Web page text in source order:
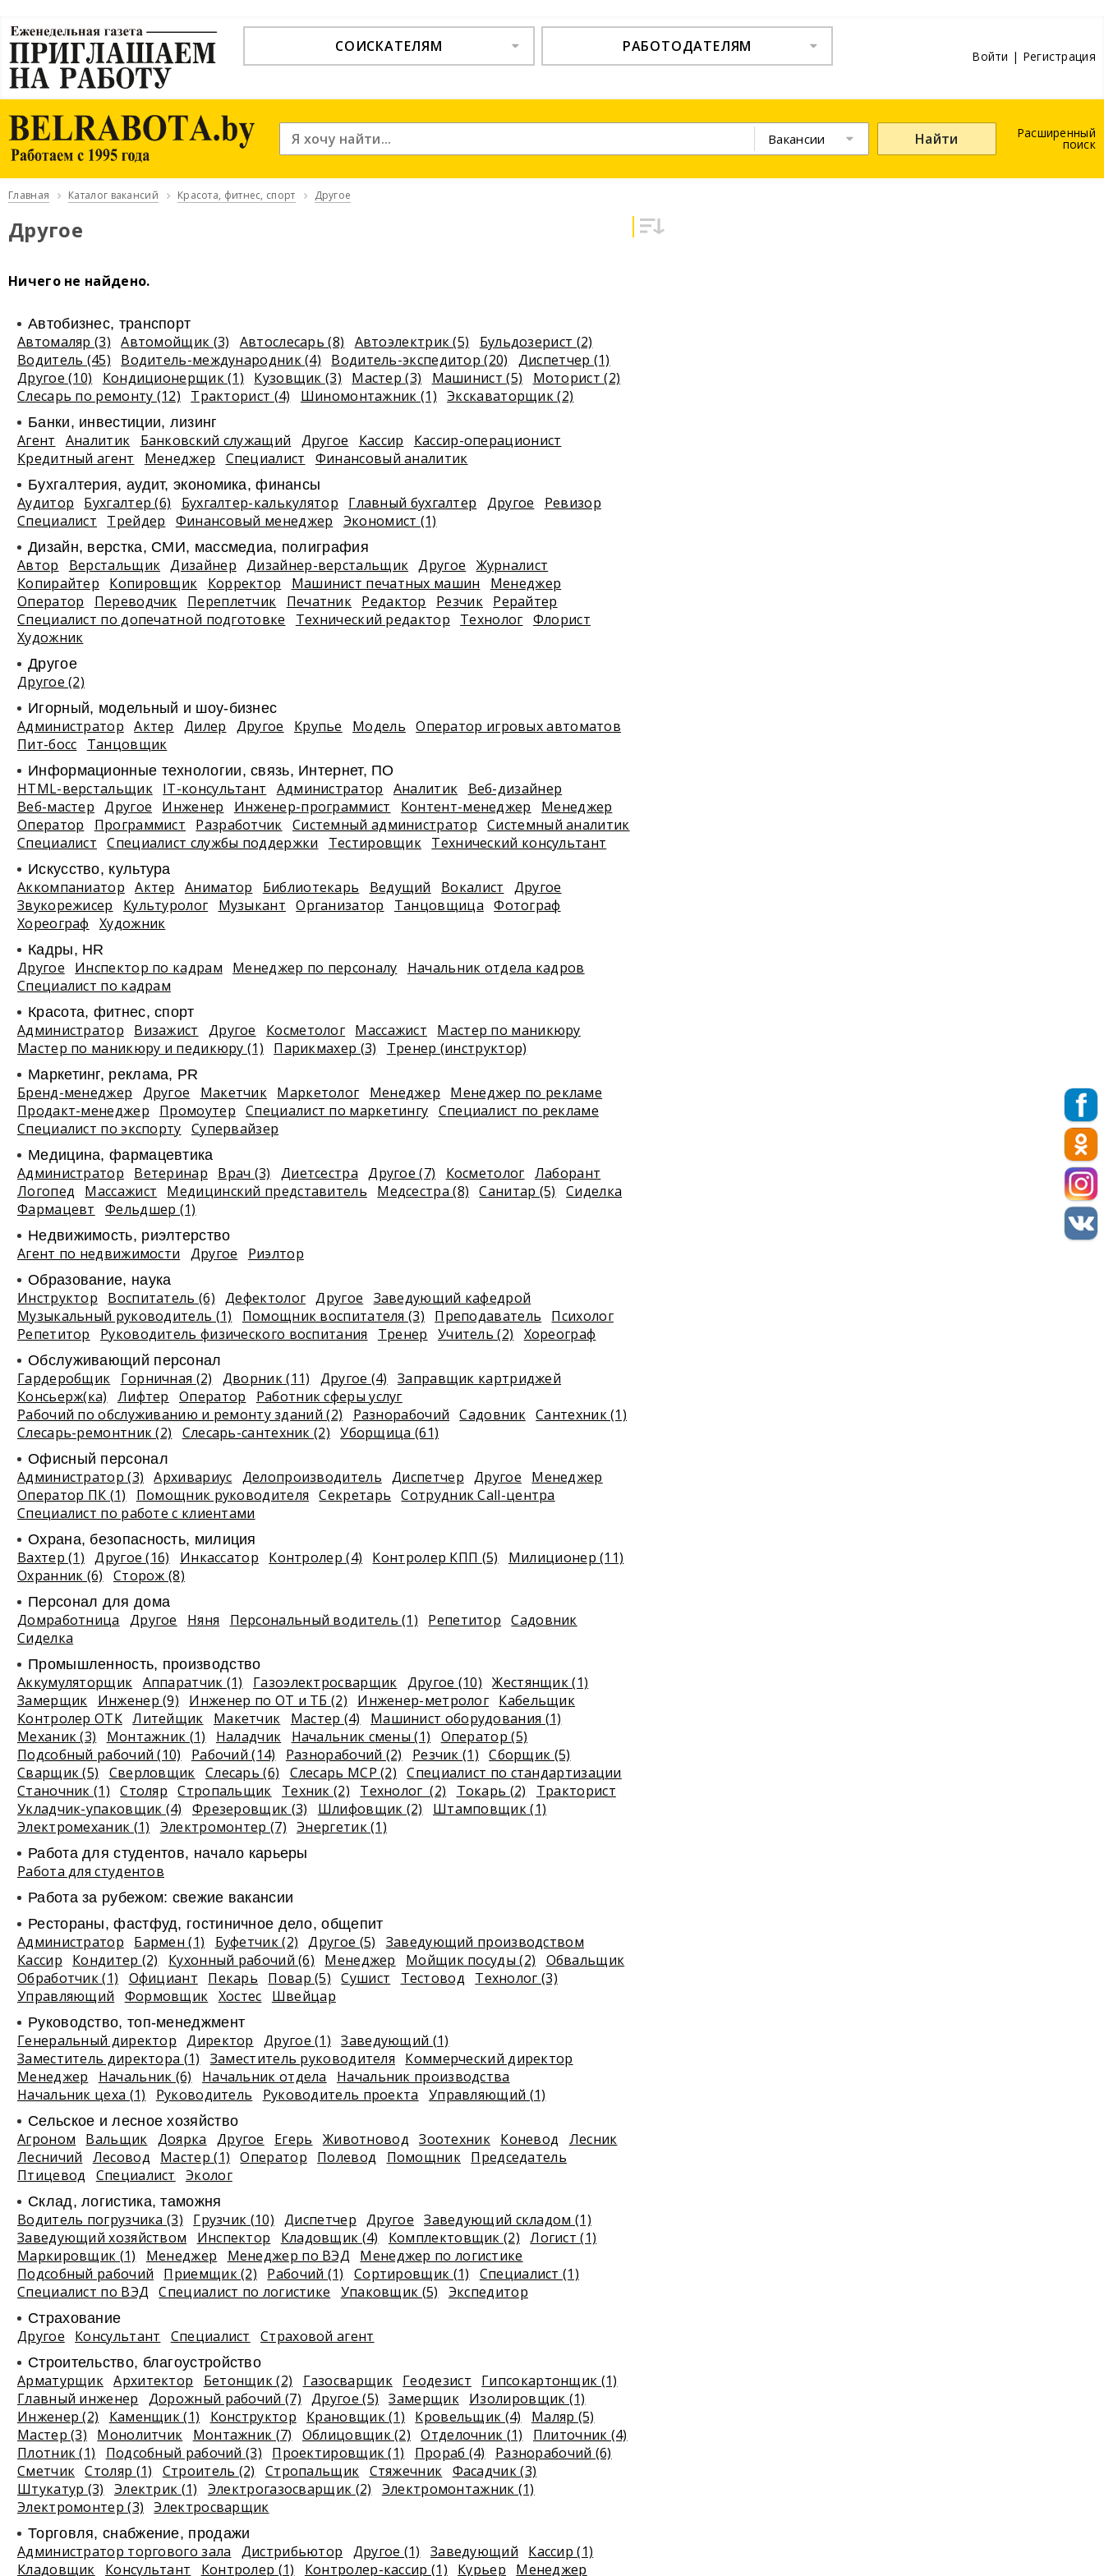
СОИСКАТЕЛЯМ РАБОТОДАТЕЛЯМ
Войти | Регистрация
Вакансии Найти Расширенный
поиск
Главная Каталог вакансий Красота, фитнес, спорт Другое
Другое
Ничего не найдено.
Автобизнес, транспорт
Автомаляр (3) Автомойщик (3) Автослесарь (8) Автоэлектрик (5)
Бульдозерист (2)
Водитель (45)
Водитель-международник (4) Водитель-экспедитор (20)
Диспетчер (1)
Другое (10)
Кондиционерщик (1) Кузовщик (3) Мастер (3) Машинист (5)
Моторист (2)
Слесарь по ремонту (12)
Тракторист (4) Шиномонтажник (1) Экскаваторщик (2)
Банки, инвестиции, лизинг
Агент Аналитик Банковский служащий Другое Кассир
Кассир-операционист
Кредитный агент
Менеджер Специалист Финансовый аналитик
Бухгалтерия, аудит, экономика, финансы
Аудитор Бухгалтер (6) Бухгалтер-калькулятор Главный бухгалтер Другое
Ревизор
Специалист
Трейдер Финансовый менеджер Экономист (1)
Дизайн, верстка, СМИ, массмедиа, полиграфия
Автор Верстальщик Дизайнер Дизайнер-верстальщик Другое
Журналист
Копирайтер
Копировщик Корректор Машинист печатных машин
Менеджер
Оператор
Переводчик Переплетчик Печатник Редактор Резчик Рерайтер
Специалист по допечатной подготовке
Технический редактор Технолог Флорист
Художник
Другое
Другое (2)
Игорный, модельный и шоу-бизнес
Администратор Актер Дилер Другое Крупье Модель
Оператор игровых автоматов
Пит-босс
Танцовщик
Информационные технологии, связь, Интернет, ПО
HTML-верстальщик IT-консультант Администратор Аналитик
Веб-дизайнер
Веб-мастер
Другое Инженер Инженер-программист Контент-менеджер
Менеджер
Оператор
Программист Разработчик Системный администратор Системный аналитик
Специалист
Специалист службы поддержки Тестировщик Технический консультант
Искусство, культура
Аккомпаниатор Актер Аниматор Библиотекарь Ведущий Вокалист
Другое
Звукорежисер
Культуролог Музыкант Организатор Танцовщица
Фотограф
Хореограф
Художник
Кадры, HR
Другое Инспектор по кадрам Менеджер по персоналу
Начальник отдела кадров
Специалист по кадрам
Красота, фитнес, спорт
Администратор Визажист Другое Косметолог Массажист
Мастер по маникюру
Мастер по маникюру и педикюру (1)
Парикмахер (3) Тренер (инструктор)
Маркетинг, реклама, PR
Бренд-менеджер Другое Макетчик Маркетолог Менеджер
Менеджер по рекламе
Продакт-менеджер
Промоутер Специалист по маркетингу Специалист по рекламе
Специалист по экспорту Супервайзер
Медицина, фармацевтика
Администратор Ветеринар Врач (3) Диетсестра Другое (7) Косметолог Лаборант
Логопед
Массажист Медицинский представитель Медсестра (8) Санитар (5)
Сиделка
Фармацевт
Фельдшер (1)
Недвижимость, риэлтeрство
Агент по недвижимости Другое Риэлтор
Образование, наука
Инструктор Воспитатель (6) Дефектолог Другое
Заведующий кафедрой
Музыкальный руководитель (1)
Помощник воспитателя (3) Преподаватель
Психолог
Репетитор
Руководитель физического воспитания Тренер Учитель (2) Хореограф
Обслуживающий персонал
Гардеробщик Горничная (2) Дворник (11) Другое (4)
Заправщик картриджей
Консьерж(ка)
Лифтер Оператор
Работник сферы услуг
Рабочий по обслуживанию и ремонту зданий (2)
Разнорабочий Садовник Сантехник (1)
Слесарь-ремонтник (2)
Слесарь-сантехник (2) Уборщица (61)
Офисный персонал
Администратор (3) Архивариус Делопроизводитель Диспетчер Другое
Менеджер
Оператор ПК (1)
Помощник руководителя Секретарь
Сотрудник Call-центра
Специалист по работе с клиентами
Охрана, безопасность, милиция
Вахтер (1) Другое (16) Инкассатор Контролер (4) Контролер КПП (5)
Милиционер (11)
Охранник (6)
Сторож (8)
Персонал для дома
Домработница Другое Няня Персональный водитель (1) Репетитор
Садовник
Сиделка
Промышленность, производство
Аккумуляторщик Аппаратчик (1) Газоэлектросварщик Другое (10)
Жестянщик (1)
Замерщик
Инженер (9) Инженер по ОТ и ТБ (2) Инженер-метролог Кабельщик
Контролер ОТК Литейщик Макетчик Мастер (4)
Машинист оборудования (1)
Механик (3)
Монтажник (1) Наладчик Начальник смены (1)
Оператор (5)
Подсобный рабочий (10)
Рабочий (14) Разнорабочий (2) Резчик (1)
Сборщик (5)
Сварщик (5)
Сверловщик Слесарь (6) Слесарь МСР (2)
Специалист по стандартизации
Станочник (1)
Столяр Стропальщик Техник (2) Технолог (2) Токарь (2)
Тракторист
Укладчик-упаковщик (4)
Фрезеровщик (3) Шлифовщик (2)
Штамповщик (1)
Электромеханик (1)
Электромонтер (7) Энергетик (1)
Работа для студентов, начало карьеры
Работа для студентов
Работа за рубежом: свежие вакансии
Рестораны, фастфуд, гостиничное дело, общепит
Администратор Бармен (1) Буфетчик (2) Другое (5)
Заведующий производством
Кассир
Кондитер (2) Кухонный рабочий (6) Менеджер Мойщик посуды (2)
Обвальщик
Обработчик (1)
Официант Пекарь Повар (5) Сушист Тестовод
Технолог (3)
Управляющий
Формовщик Хостес Швейцар
Руководство, топ-менеджмент
Генеральный директор Директор Другое (1)
Заведующий (1)
Заместитель директора (1)
Заместитель руководителя
Коммерческий директор
Менеджер
Начальник (6) Начальник отдела
Начальник производства
Начальник цеха (1)
Руководитель Руководитель проекта Управляющий (1)
Сельское и лесное хозяйство
Агроном Вальщик Доярка Другое Егерь Животновод Зоотехник Коневод
Лесник
Лесничий
Лесовод Мастер (1) Оператор Полевод Помощник Председатель
Птицевод
Специалист Эколог
Склад, логистика, таможня
Водитель погрузчика (3) Грузчик (10) Диспетчер Другое
Заведующий складом (1)
Заведующий хозяйством
Инспектор Кладовщик (4) Комплектовщик (2)
Логист (1)
Маркировщик (1)
Менеджер Менеджер по ВЭД
Менеджер по логистике
Подсобный рабочий
Приемщик (2) Рабочий (1) Сортировщик (1)
Специалист (1)
Специалист по ВЭД
Специалист по логистике Упаковщик (5) Экспедитор
Страхование
Другое Консультант Специалист Страховой агент
Строительство, благоустройство
Арматурщик Архитектор Бетонщик (2) Газосварщик Геодезист
Гипсокартонщик (1)
Главный инженер
Дорожный рабочий (7) Другое (5) Замерщик Изолировщик (1)
Инженер (2)
Каменщик (1) Конструктор Крановщик (1) Кровельщик (4)
Маляр (5)
Мастер (3)
Монолитчик Монтажник (7) Облицовщик (2) Отделочник (1)
Плиточник (4)
Плотник (1)
Подсобный рабочий (3) Проектировщик (1) Прораб (4)
Разнорабочий (6)
Сметчик Столяр (1) Строитель (2) Стропальщик Стяжечник Фасадчик (3)
Штукатур (3)
Электрик (1) Электрогазосварщик (2)
Электромонтажник (1)
Электромонтер (3)
Электросварщик
Торговля, снабжение, продажи
Администратор торгового зала Дистрибьютор Другое (1) Заведующий
Кассир (1)
Кладовщик
Консультант Контролер (1) Контролер-кассир (1) Курьер
Менеджер